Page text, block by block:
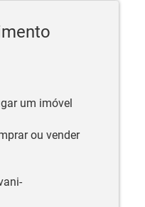
um imóvel
ou vender